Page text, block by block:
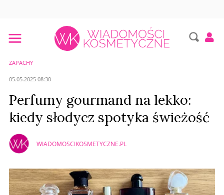
ZAPACHY
05.05.2025 08:30
Perfumy gourmand na lekko:
kiedy słodycz spotyka świeżość
WIADOMOSCIKOSMETYCZNE.PL